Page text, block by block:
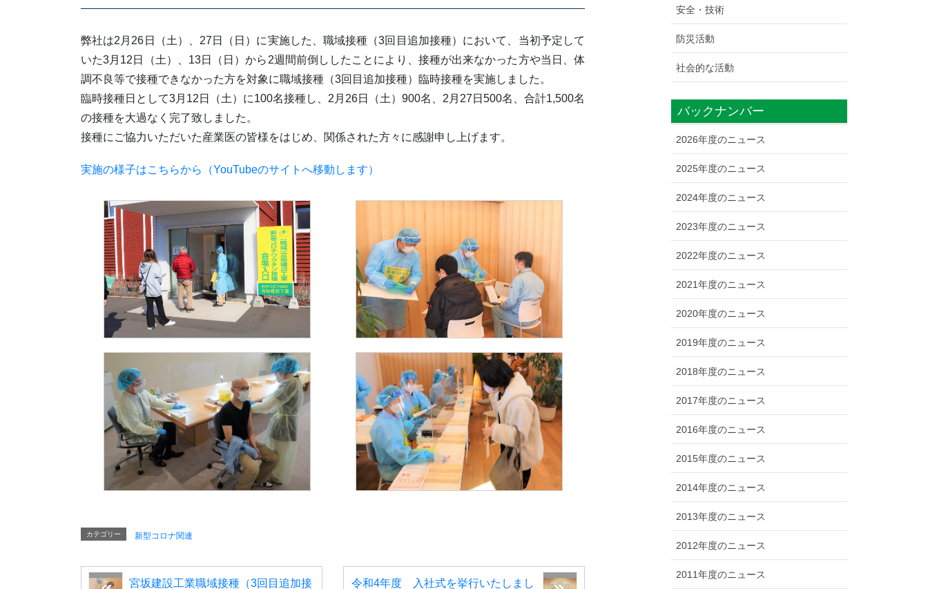
弊社は2月26日（土）、27日（日）に実施した、職域接種（3回目追加接種）において、当初予定して
いた3月12日（土）、13日（日）から2週間前倒ししたことにより、接種が出来なかった方や当日、体
調不良等で接種できなかった方を対象に職域接種（3回目追加接種）臨時接種を実施しました。
臨時接種日として3月12日（土）に100名接種し、2月26日（土）900名、2月27日500名、合計1,500名
の接種を大過なく完了致しました。
接種にご協力いただいた産業医の皆様をはじめ、関係された方々に感謝申し上げます。
実施の様子はこちらから（YouTubeのサイトへ移動します）
カテゴリー 新型コロナ関連
宮坂建設工業職域接種（3回目追加接
令和4年度 入社式を挙行いたしまし
安全・技術
防災活動
社会的な活動
バックナンバー
2026年度のニュース
2025年度のニュース
2024年度のニュース
2023年度のニュース
2022年度のニュース
2021年度のニュース
2020年度のニュース
2019年度のニュース
2018年度のニュース
2017年度のニュース
2016年度のニュース
2015年度のニュース
2014年度のニュース
2013年度のニュース
2012年度のニュース
2011年度のニュース